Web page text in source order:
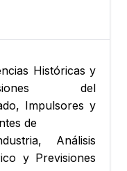
Históricas y
del
Impulsores y
de
Análisis
y Previsiones